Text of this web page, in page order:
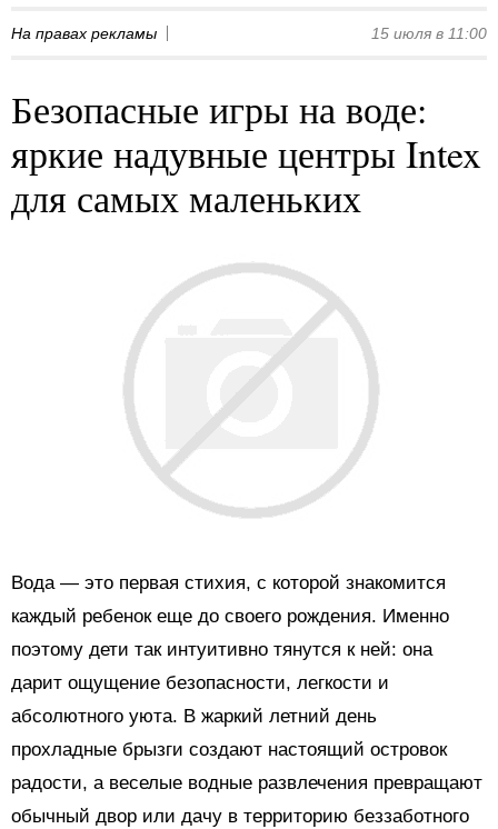
На правах рекламы 15 июля в 11:00
Безопасные игры на воде:
яркие надувные центры Intex
для самых маленьких
Вода — это первая стихия, с которой знакомится
каждый ребенок еще до своего рождения. Именно
поэтому дети так интуитивно тянутся к ней: она
дарит ощущение безопасности, легкости и
абсолютного уюта. В жаркий летний день
прохладные брызги создают настоящий островок
радости, а веселые водные развлечения превращают
обычный двор или дачу в территорию беззаботного